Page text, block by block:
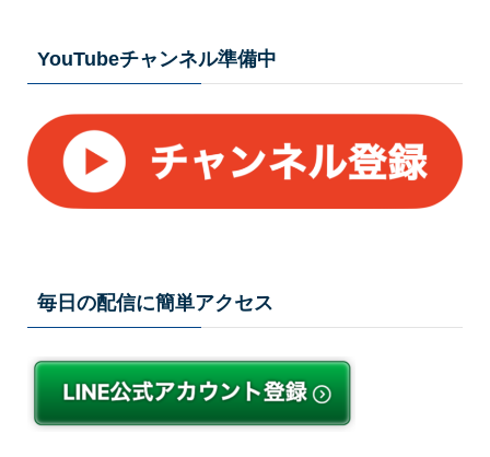
YouTubeチャンネル準備中
毎日の配信に簡単アクセス